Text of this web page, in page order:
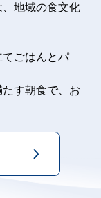
地域の食文化
ごはんとパ
す朝食で、お